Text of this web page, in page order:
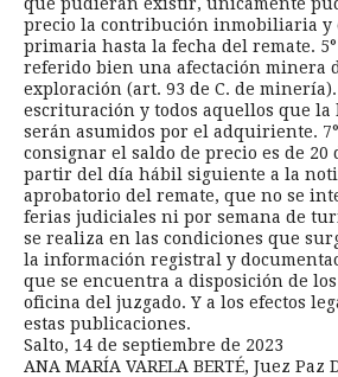
precio la contribución inmobiliaria y
primaria hasta la fecha del remate.
referido bien una afectación minera
exploración (art. 93 de C. de minería).
escrituración y todos aquellos que la
serán asumidos por el adquiriente.
consignar el saldo de precio es de 20
partir del día hábil siguiente a la
aprobatorio del remate, que no se
ferias judiciales ni por semana de
se realiza en las condiciones que
la información registral y
que se encuentra a disposición de
oficina del juzgado. Y a los efectos
estas publicaciones.
Salto, 14 de septiembre de 2023
ANA MARÍA VARELA BERTÉ, Juez Paz